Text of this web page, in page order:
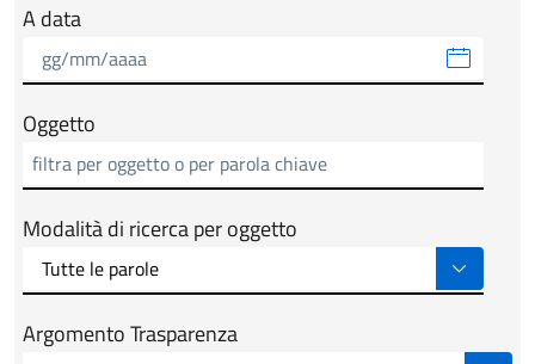
A data
Oggetto
Modalità di ricerca per oggetto
Argomento Trasparenza